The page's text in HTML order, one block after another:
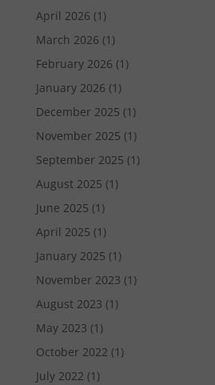
April 2026 (1)
March 2026 (1)
February 2026 (1)
January 2026 (1)
December 2025 (1)
November 2025 (1)
September 2025 (1)
August 2025 (1)
June 2025 (1)
April 2025 (1)
January 2025 (1)
November 2023 (1)
August 2023 (1)
May 2023 (1)
October 2022 (1)
July 2022 (1)